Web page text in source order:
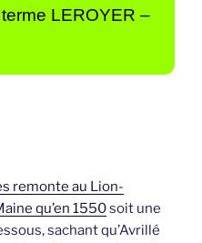
LEROYER –
remonte au Lion-
qu’en 1550soit une
sachant qu’Avrillé